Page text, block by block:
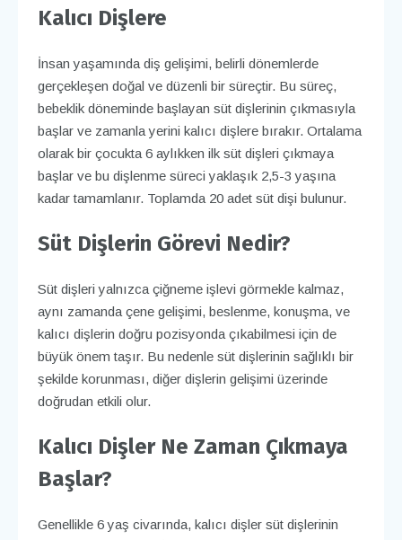
Kalıcı Dişlere
İnsan yaşamında diş gelişimi, belirli dönemlerde
gerçekleşen doğal ve düzenli bir süreçtir. Bu süreç,
bebeklik döneminde başlayan süt dişlerinin çıkmasıyla
başlar ve zamanla yerini kalıcı dişlere bırakır. Ortalama
olarak bir çocukta 6 aylıkken ilk süt dişleri çıkmaya
başlar ve bu dişlenme süreci yaklaşık 2,5-3 yaşına
kadar tamamlanır. Toplamda 20 adet süt dişi bulunur.
Süt Dişlerin Görevi Nedir?
Süt dişleri yalnızca çiğneme işlevi görmekle kalmaz,
aynı zamanda çene gelişimi, beslenme, konuşma, ve
kalıcı dişlerin doğru pozisyonda çıkabilmesi için de
büyük önem taşır. Bu nedenle süt dişlerinin sağlıklı bir
şekilde korunması, diğer dişlerin gelişimi üzerinde
doğrudan etkili olur.
Kalıcı Dişler Ne Zaman Çıkmaya
Başlar?
Genellikle 6 yaş civarında, kalıcı dişler süt dişlerinin